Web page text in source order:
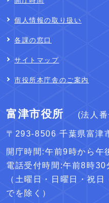
個人情報の取り扱い
各課の窓口
サイトマップ
市役所本庁舎のご案内
富津市役所 (法人
〒293-8506 千葉県富津
開庁時間:午前9時から午
電話受付時間:午前8時
（土曜日・日曜日・祝
でを除く）